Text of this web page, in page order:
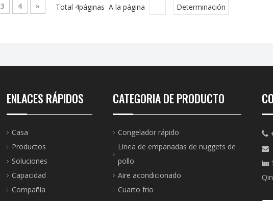
3 4 » Total 4páginas A la página Determinación
ENLACES RÁPIDOS
Casa
Productos
Soluciones
Capacidad
Compañía
CATEGORIA DE PRODUCTO
Congelador rápido
Línea de empanadas de nuggets de
pollo
Aire acondicionado
Cuarto frio


